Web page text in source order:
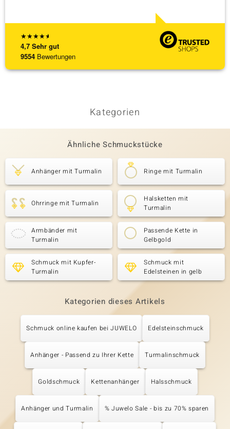
★★★★★
4,7 Sehr gut
9554 Bewertungen
Kategorien
Ähnliche Schmuckstücke
Anhänger mit Turmalin Ringe mit Turmalin
Ohrringe mit Turmalin
Halsketten mit
Turmalin
Armbänder mit
Turmalin
Passende Kette in
Gelbgold
Schmuck mit Kupfer-
Turmalin
Schmuck mit
Edelsteinen in gelb
Kategorien dieses Artikels
Schmuck online kaufen bei JUWELO Edelsteinschmuck
Anhänger - Passend zu Ihrer Kette Turmalinschmuck
Goldschmuck Kettenanhänger Halsschmuck
Anhänger und Turmalin % Juwelo Sale - bis zu 70% sparen